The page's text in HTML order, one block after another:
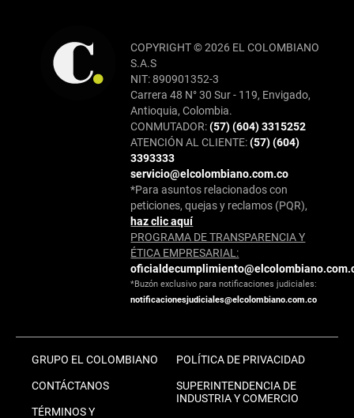
COPYRIGHT © 2026 EL COLOMBIANO
S.A.S
NIT: 890901352-3
Carrera 48 N° 30 Sur - 119, Envigado,
Antioquia, Colombia.
CONMUTADOR:(57) (604) 3315252
ATENCIÓN AL CLIENTE:(57) (604)
3393333
servicio@elcolombiano.com.co
*Para asuntos relacionados con
peticiones, quejas y reclamos (PQR),
haz clic aquí
PROGRAMA DE TRANSPARENCIA Y
ÉTICA EMPRESARIAL:
*Buzón exclusivo para notificaciones judiciales:
notificacionesjudiciales@elcolombiano.com.co
GRUPO EL COLOMBIANO
CONTÁCTANOS
TÉRMINOS Y
POLÍTICA DE PRIVACIDAD
SUPERINTENDENCIA DE
INDUSTRIA Y COMERCIO